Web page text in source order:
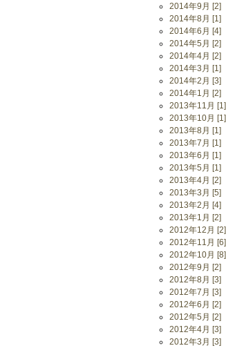
2014年9月 [2]
2014年8月 [1]
2014年6月 [4]
2014年5月 [2]
2014年4月 [2]
2014年3月 [1]
2014年2月 [3]
2014年1月 [2]
2013年11月 [1]
2013年10月 [1]
2013年8月 [1]
2013年7月 [1]
2013年6月 [1]
2013年5月 [1]
2013年4月 [2]
2013年3月 [5]
2013年2月 [4]
2013年1月 [2]
2012年12月 [2]
2012年11月 [6]
2012年10月 [8]
2012年9月 [2]
2012年8月 [3]
2012年7月 [3]
2012年6月 [2]
2012年5月 [2]
2012年4月 [3]
2012年3月 [3]